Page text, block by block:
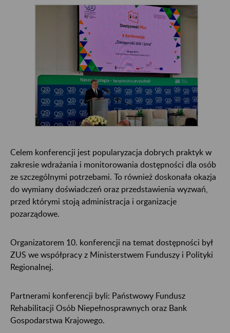
Celem konferencji jest popularyzacja dobrych praktyk w
zakresie wdrażania i monitorowania dostępności dla osób
ze szczególnymi potrzebami. To również doskonała okazja
do wymiany doświadczeń oraz przedstawienia wyzwań,
przed którymi stoją administracja i organizacje
pozarządowe.
Organizatorem 10. konferencji na temat dostępności był
ZUS we współpracy z Ministerstwem Funduszy i Polityki
Regionalnej.
Partnerami konferencji byli: Państwowy Fundusz
Rehabilitacji Osób Niepełnosprawnych oraz Bank
Gospodarstwa Krajowego.